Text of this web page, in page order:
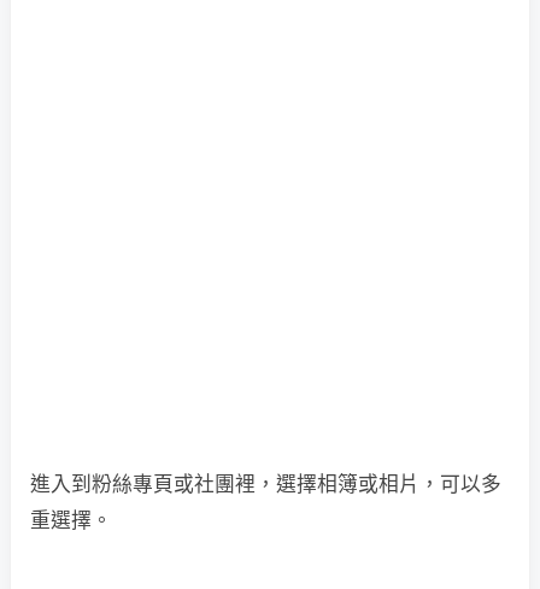
進入到粉絲專頁或社團裡，選擇相簿或相片，可以多
重選擇。